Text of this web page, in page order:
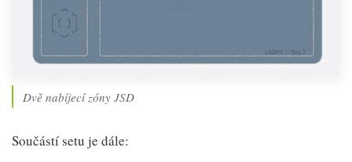
Dvě nabíjecí zóny JSD
Součástí setu je dále: